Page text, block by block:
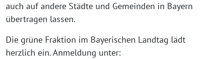
auch auf andere Städte und Gemeinden in Bayern
übertragen lassen.
Die grüne Fraktion im Bayerischen Landtag lädt
herzlich ein. Anmeldung unter: